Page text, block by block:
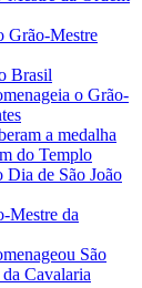
Grão-Mestre
Brasil
o Grão-
a medalha
do Templo
Dia de São João
Mestre da
São
Cavalaria